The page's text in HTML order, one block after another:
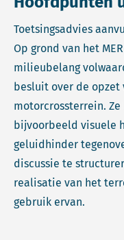
Toetsingsadvies
Op grond van het
milieubelang
besluit over de opzet
motorcrossterrein.
bijvoorbeeld visuele
geluidhinder
discussie te
realisatie van het
gebruik ervan.